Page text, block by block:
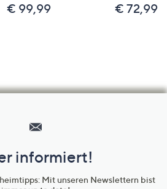
€ 99,99 € 72,99
informiert!
Mit unseren Newslettern bist